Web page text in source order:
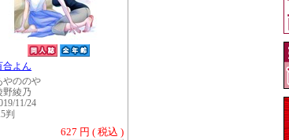
合よん
やののや
野綾乃
11/24
判
627 円 ( 税込 )